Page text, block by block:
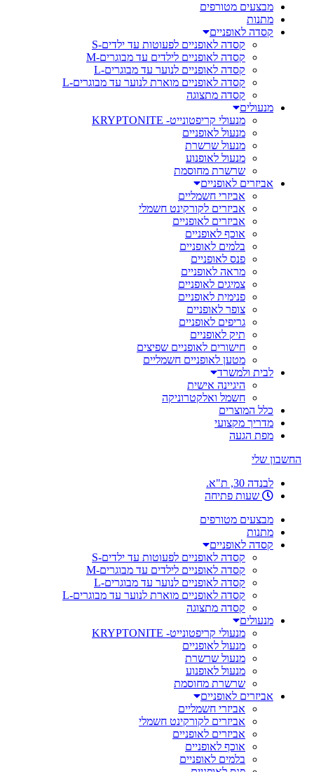
מבצעים מטורפים
מתנות
קסדה לאופניים
קסדה לאופניים לפעוטות עד ילדים-S
קסדה לאופניים לילדים עד מבוגרים-M
קסדה לאופניים לנוער עד מבוגרים-L
קסדה לאופניים מוארת לנוער עד מבוגרים-L
קסדה מתצוגה
מנעולים
מנעולי קריפטונייט- KRYPTONITE
מנעול לאופניים
מנעול שרשרת
מנעול לאופנוע
שרשרת מחוסמת
אביזרים לאופניים
אביזרי חשמליים
אביזרים לקורקינט חשמלי
אביזרים לאופניים
אוכף לאופניים
בלמים לאופניים
פנס לאופניים
מראה לאופניים
צמיגים לאופניים
פנימית לאופניים
צופר לאופניים
גריפים לאופניים
תיק לאופניים
חישורים לאופניים שפיצים
מטען לאופניים חשמליים
לבית ולמשרד
היגיינה אישית
חשמל ואלקטרוניקה
כלל המוצרים
מדריך מקצועי
מפת הגעה
החשבון שלי
לבנדה 30, ת"א.
שעות פתיחה
מבצעים מטורפים
מתנות
קסדה לאופניים
קסדה לאופניים לפעוטות עד ילדים-S
קסדה לאופניים לילדים עד מבוגרים-M
קסדה לאופניים לנוער עד מבוגרים-L
קסדה לאופניים מוארת לנוער עד מבוגרים-L
קסדה מתצוגה
מנעולים
מנעולי קריפטונייט- KRYPTONITE
מנעול לאופניים
מנעול שרשרת
מנעול לאופנוע
שרשרת מחוסמת
אביזרים לאופניים
אביזרי חשמליים
אביזרים לקורקינט חשמלי
אביזרים לאופניים
אוכף לאופניים
בלמים לאופניים